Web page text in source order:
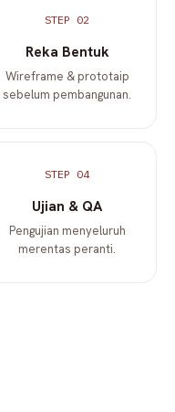
STEP 02
Reka Bentuk
Wireframe & prototaip
sebelum pembangunan.
STEP 04
Ujian & QA
Pengujian menyeluruh
merentas peranti.